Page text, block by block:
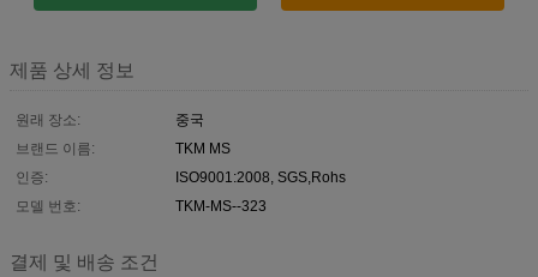
제품 상세 정보
원래 장소:
중국
브랜드 이름:
TKM MS
인증:
ISO9001:2008, SGS,Rohs
모델 번호:
TKM-MS--323
결제 및 배송 조건